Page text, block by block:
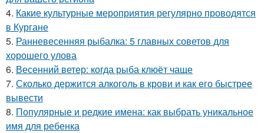
4. Какие культурные мероприятия регулярно проводятся
в Кургане
5. Ранневесенняя рыбалка: 5 главных советов для
хорошего улова
6. Весенний ветер: когда рыба клюёт чаще
7. Сколько держится алкоголь в крови и как его быстрее
вывести
8. Популярные и редкие имена: как выбрать уникальное
имя для ребенка